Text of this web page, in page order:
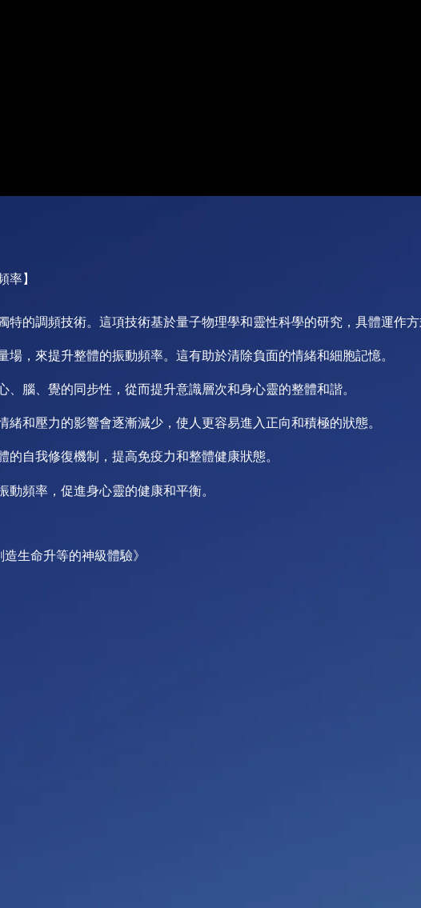
率】
特的調頻技術。這項技術基於量子物理學和靈性科學的研究，具體運作
，來提升整體的振動頻率。這有助於清除負面的情緒和細胞記憶。
腦、覺的同步性，從而提升意識層次和身心靈的整體和諧。
和壓力的影響會逐漸減少，使人更容易進入正向和積極的狀態。
自我修復機制，提高免疫力和整體健康狀態。
頻率，促進身心靈的健康和平衡。
生命升等的神級體驗》